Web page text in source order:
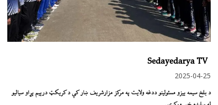
Sedayedarya TV
2025-04-25
د بلخ سيمه ييزو مسئولینو ددغه ولايت په مرکز مزارشريف ښار کې د کریکټ درېیم پړاو سیالیو